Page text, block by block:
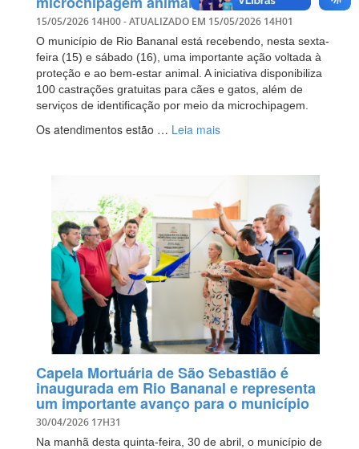
15/05/2026 14H00- ATUALIZADO EM 15/05/2026 14H01
O município de Rio Bananal está recebendo, nesta sexta-
feira (15) e sábado (16), uma importante ação voltada à
proteção e ao bem-estar animal. A iniciativa disponibiliza
100 castrações gratuitas para cães e gatos, além de
serviços de identificação por meio da microchipagem.
Os atendimentos estão … Leia mais
Capela Mortuária de São Sebastião é
inaugurada em Rio Bananal e representa
um importante avanço para o município
30/04/2026 17H31
Na manhã desta quinta-feira, 30 de abril, o município de